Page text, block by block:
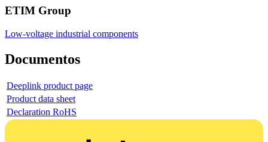
ETIM Group
Low-voltage industrial components
Documentos
Deeplink product page
Product data sheet
Declaration RoHS